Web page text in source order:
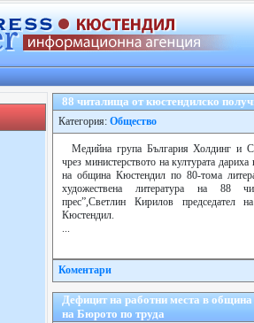
88 читалища от кюстендилско
Категория: Общество
Медийна група България Холдинг и
чрез министерството на културата
на община Кюстендил по 80-тома
художествена литература на 88
прес”,Светлин Кирилов председател
Кюстендил.
...
Коментари
Дефицит на работни места в
на Бюрото по труда